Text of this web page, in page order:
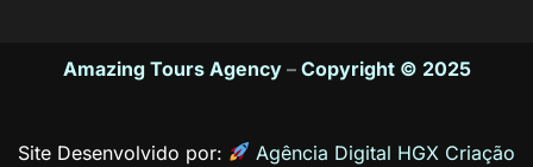
Amazing Tours Agency– Copyright © 2025
Site Desenvolvido por:
Agência Digital HGX Criação